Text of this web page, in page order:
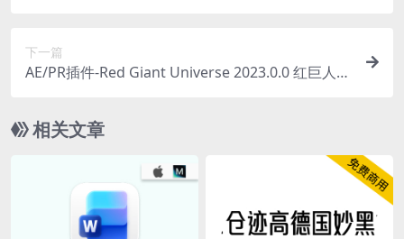
下一篇
AE/PR插件-Red Giant Universe 2023.0.0 红巨人视
相关文章